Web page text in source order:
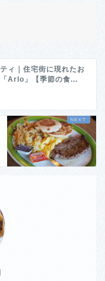
ィ｜住宅街に現れたお
Arlo」【季節の食...